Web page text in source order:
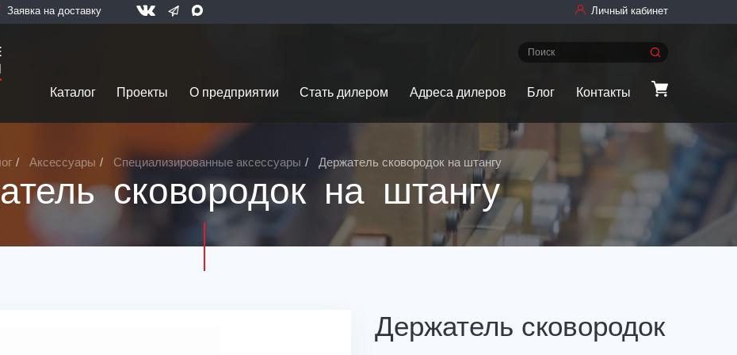
Заявка на доставку Личный кабинет
Каталог Проекты О предприятии Стать дилером Адреса дилеров Блог Контакты
Аксессуары Специализированные аксессуары Держатель сковородок на штангу
сковородок на штангу
Держатель сковородок